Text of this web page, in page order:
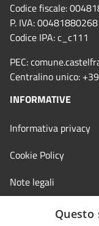
Codice fiscale:
P. IVA: 00481880268
Codice IPA: c_c111
PEC:
Centralino unico:
INFORMATIVE
Informativa privacy
Cookie Policy
Note legali
DichiarazioneQuesto